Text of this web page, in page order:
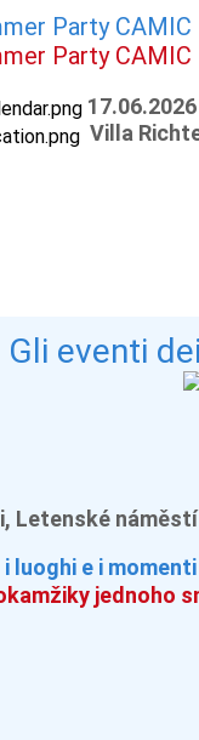
Party CAMIC
Party CAMIC
17.06.2026
Villa
Gli eventi
Letenské
i luoghi e i
jednoho